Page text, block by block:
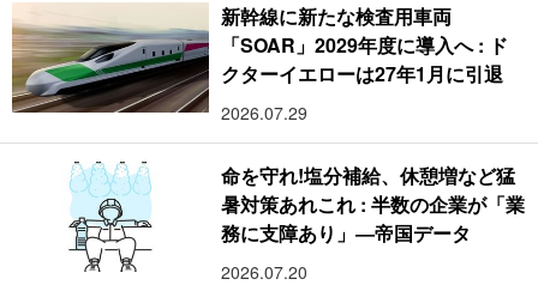
新幹線に新たな検査用車両
「SOAR」2029年度に導入へ : ド
クターイエローは27年1月に引退
2026.07.29
命を守れ!塩分補給、休憩増など猛
暑対策あれこれ : 半数の企業が「業
務に支障あり」―帝国データ
2026.07.20